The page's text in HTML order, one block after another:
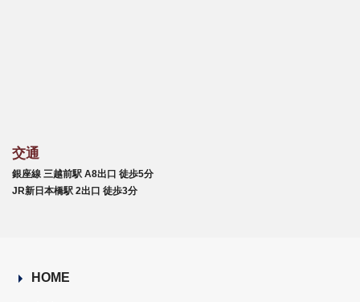
交通
銀座線 三越前駅 A8出口 徒歩5分
JR新日本橋駅 2出口 徒歩3分
HOME